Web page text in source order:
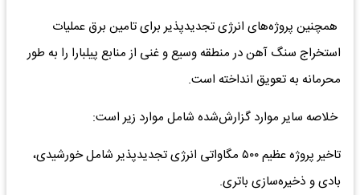
همچنین پروژه‌های انرژی تجدیدپذیر برای تامین برق عملیات
استخراج سنگ آهن در منطقه وسیع و غنی از منابع پیلبارا را به طور
محرمانه به تعویق انداخته است.
خلاصه سایر موارد گزارش‌شده شامل موارد زیر است:
تاخیر پروژه عظیم ۵۰۰ مگاواتی انرژی تجدیدپذیر شامل خورشیدی،
بادی و ذخیره‌سازی باتری.